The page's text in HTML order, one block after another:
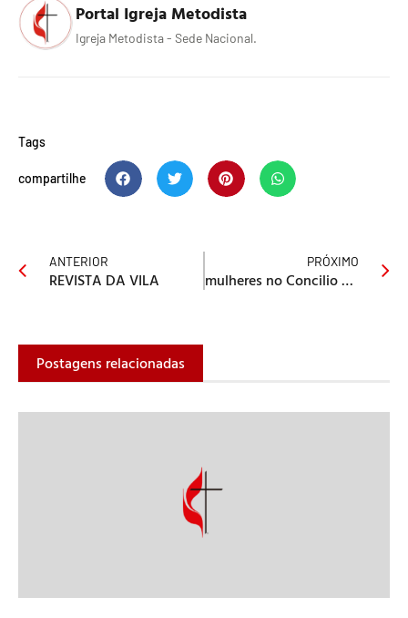
Portal Igreja Metodista
Igreja Metodista - Sede Nacional.
Tags
compartilhe
ANTERIOR
REVISTA DA VILA
PRÓXIMO
mulheres no Concilio Geral participação nas plenárias
Postagens relacionadas